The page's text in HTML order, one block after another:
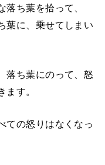
落ち葉を拾って、
葉に、乗せてしまい
落ち葉にのって、怒
ます。
ての怒りはなくなっ